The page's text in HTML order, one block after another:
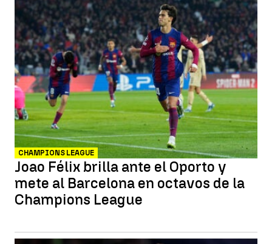
CHAMPIONS LEAGUE
Joao Félix brilla ante el Oporto y
mete al Barcelona en octavos de la
Champions League